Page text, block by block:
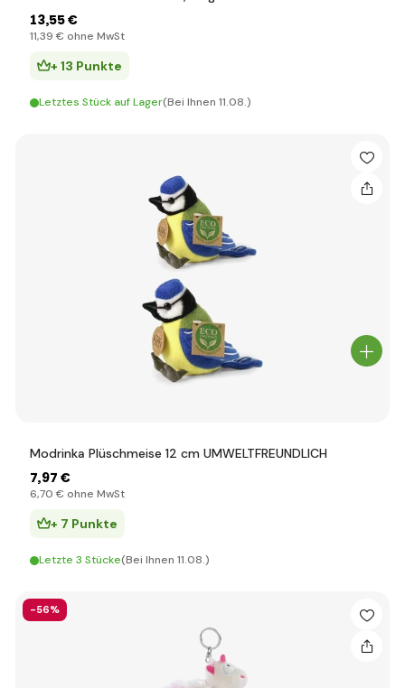
13,55 €
11,39 € ohne MwSt
+ 13 Punkte
Letztes Stück auf Lager(Bei Ihnen 11.08.)
Modrinka Plüschmeise 12 cm UMWELTFREUNDLICH
7,97 €
6,70 € ohne MwSt
+ 7 Punkte
Letzte 3 Stücke(Bei Ihnen 11.08.)
-56%